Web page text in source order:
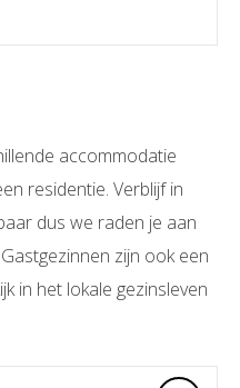
accommodatie
residentie. Verblijf in
dus we raden je aan
zijn ook een
in het lokale gezinsleven